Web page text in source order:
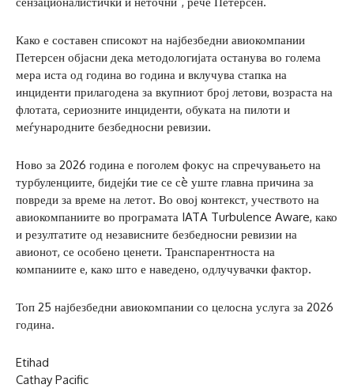
Како е составен списокот на најбезбедни авиокомпании
Петерсен објасни дека методологијата останува во голема
мера иста од година во година и вклучува стапка на
инциденти прилагодена за вкупниот број летови, возраста на
флотата, сериозните инциденти, обуката на пилоти и
меѓународните безбедносни ревизии.
Ново за 2026 година е поголем фокус на спречувањето на
турбуленциите, бидејќи тие се сè уште главна причина за
повреди за време на летот. Во овој контекст, учеството на
авиокомпаниите во програмата IATA Turbulence Aware, како
и резултатите од независните безбедносни ревизии на
авионот, се особено ценети. Транспарентноста на
компаниите е, како што е наведено, одлучувачки фактор.
Топ 25 најбезбедни авиокомпании со целосна услуга за 2026
година.
Etihad
Cathay Pacific